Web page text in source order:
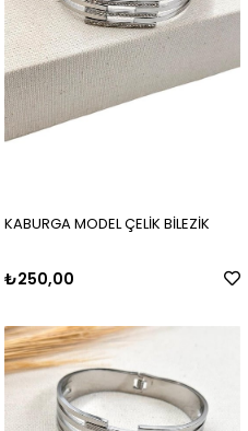
KABURGA MODEL ÇELİK BİLEZİK
₺250,00